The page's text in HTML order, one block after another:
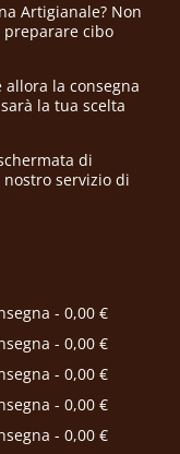
Artigianale? Non
cibo
la consegna
la tua scelta
di
servizio di
- 0,00 €
- 0,00 €
- 0,00 €
- 0,00 €
- 0,00 €